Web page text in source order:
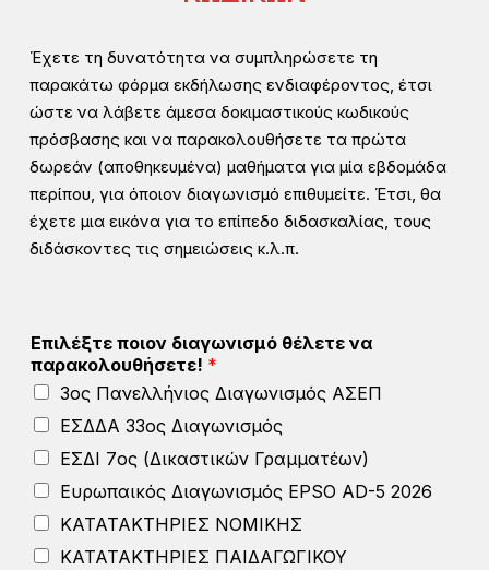
Έχετε τη δυνατότητα να συμπληρώσετε τη
παρακάτω φόρμα εκδήλωσης ενδιαφέροντος, έτσι
ώστε να λάβετε άμεσα δοκιμαστικούς κωδικούς
πρόσβασης και να παρακολουθήσετε τα πρώτα
δωρεάν (αποθηκευμένα) μαθήματα για μία εβδομάδα
περίπου, για όποιον διαγωνισμό επιθυμείτε. Έτσι, θα
έχετε μια εικόνα για το επίπεδο διδασκαλίας, τους
διδάσκοντες τις σημειώσεις κ.λ.π.
Επιλέξτε ποιον διαγωνισμό θέλετε να
παρακολουθήσετε! *
3ος Πανελλήνιος Διαγωνισμός ΑΣΕΠ
ΕΣΔΔΑ 33ος Διαγωνισμός
ΕΣΔΙ 7ος (Δικαστικών Γραμματέων)
Ευρωπαικός Διαγωνισμός EPSO AD-5 2026
ΚΑΤΑΤΑΚΤΗΡΙΕΣ ΝΟΜΙΚΗΣ
ΚΑΤΑΤΑΚΤΗΡΙΕΣ ΠΑΙΔΑΓΩΓΙΚΟΥ